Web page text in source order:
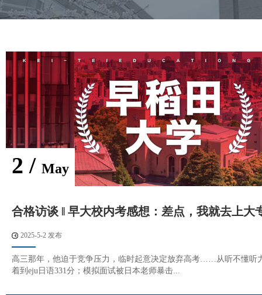
2 / May
合格访谈 ‖ 早大校内考感想：差点，我就去上大
2025-5-2 发布
高三那年，他迫于竞争压力，临时起意决定放弃高考……从听不懂听
着到eju日语331分；模拟面试被日本老师暴击...